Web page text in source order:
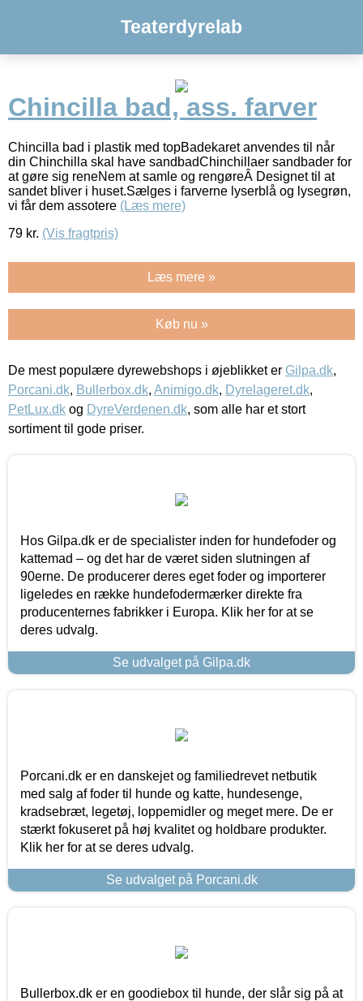
Teaterdyrelab
Chincilla bad, ass. farver
Chincilla bad i plastik med topBadekaret anvendes til når
din Chinchilla skal have sandbadChinchillaer sandbader for
at gøre sig reneNem at samle og rengøreÂ Designet til at
sandet bliver i huset.Sælges i farverne lyserblå og lysegrøn,
vi får dem assotere (Læs mere)
79 kr. (Vis fragtpris)
Læs mere »
Køb nu »
De mest populære dyrewebshops i øjeblikket er Gilpa.dk,
Porcani.dk, Bullerbox.dk, Animigo.dk, Dyrelageret.dk,
PetLux.dk og DyreVerdenen.dk, som alle har et stort
sortiment til gode priser.
Hos Gilpa.dk er de specialister inden for hundefoder og
kattemad – og det har de været siden slutningen af
90erne. De producerer deres eget foder og importerer
ligeledes en række hundefodermærker direkte fra
producenternes fabrikker i Europa. Klik her for at se
deres udvalg.
Se udvalget på Gilpa.dk
Porcani.dk er en danskejet og familiedrevet netbutik
med salg af foder til hunde og katte, hundesenge,
kradsebræt, legetøj, loppemidler og meget mere. De er
stærkt fokuseret på høj kvalitet og holdbare produkter.
Klik her for at se deres udvalg.
Se udvalget på Porcani.dk
Bullerbox.dk er en goodiebox til hunde, der slår sig på at